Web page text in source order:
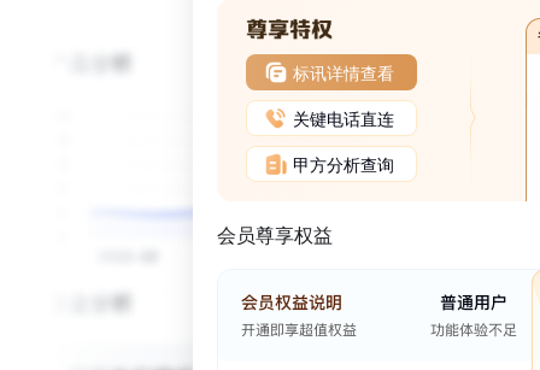
标讯详情查看
关键电话直连
甲方分析查询
会员尊享权益